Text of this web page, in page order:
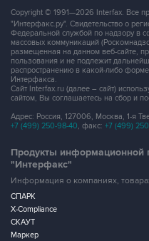
Copyright © 1991—2026 Interfax. Все
"Интерфакс.ру". Свидетельство о
Федеральной службой по надзору в
массовых коммуникаций
размещенная на данном веб-сайте,
пользования и не подлежит
распространению в какой-либо
Интерфакса.
Сайт Interfax.ru (далее – сайт)
сайтом, Вы соглашаетесь на сбор и
Адрес: Россия, 127006, Москва, 1-я
+7 (499) 250-98-40, факс: +7 (499)
Продукты информационной
"Интерфакс"
Информация о компаниях,
СПАРК
X-Compliance
СКАУТ
Маркер